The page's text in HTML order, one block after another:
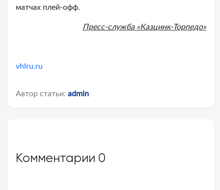
матчах плей-офф.
Пресс-служба «Казцинк-Торпедо»
vhlru.ru
Автор статьи: admin
Комментарии 0